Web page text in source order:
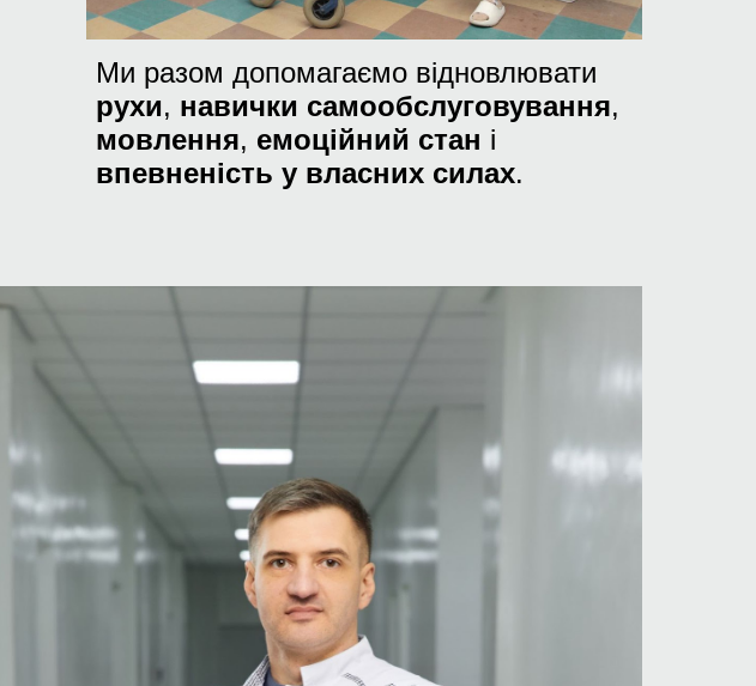
Ми разом допомагаємо відновлювати
рухи, навички самообслуговування,
мовлення, емоційний стан і
впевненість у власних силах.